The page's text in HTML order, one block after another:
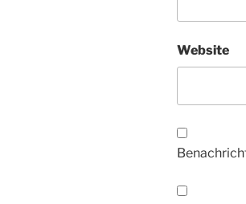
Website